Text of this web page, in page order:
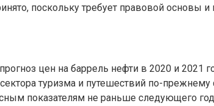
поскольку требует правовой основы
цен на баррель нефти в 2020 и 2021
туризма и путешествий по-
показателям не раньше следующего